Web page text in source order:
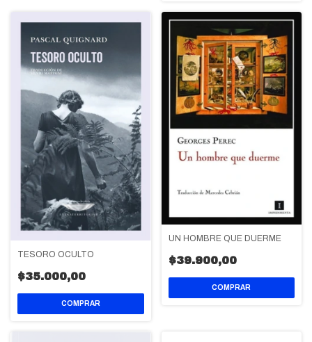
TESORO OCULTO
$35.000,00
UN HOMBRE QUE DUERME
$39.900,00